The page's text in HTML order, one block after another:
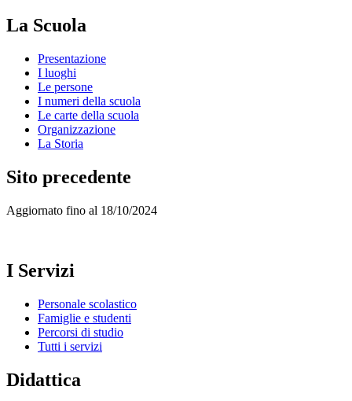
La Scuola
Presentazione
I luoghi
Le persone
I numeri della scuola
Le carte della scuola
Organizzazione
La Storia
Sito precedente
Aggiornato fino al 18/10/2024
I Servizi
Personale scolastico
Famiglie e studenti
Percorsi di studio
Tutti i servizi
Didattica